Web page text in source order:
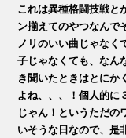
これは異種格闘技戦と
ン揃えてのやつなんで
ノリのいい曲じゃなく
子じゃなくても、なん
き聞いたときはとにか
よね、、、！個人的に
じゃん！というただの
いそうな日なので、是